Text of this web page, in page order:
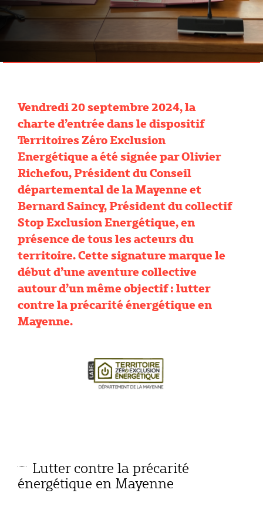
Vendredi 20 septembre 2024, la
charte d’entrée dans le dispositif
Territoires Zéro Exclusion
Energétique a été signée par Olivier
Richefou, Président du Conseil
départemental de la Mayenne et
Bernard Saincy, Président du collectif
Stop Exclusion Energétique, en
présence de tous les acteurs du
territoire. Cette signature marque le
début d’une aventure collective
autour d’un même objectif : lutter
contre la précarité énergétique en
Mayenne.
Lutter contre la précarité
énergétique en Mayenne